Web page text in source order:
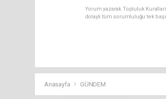
Yorum yazarak Topluluk
dolaylı tüm sorumluluğu tek
Anasayfa GÜNDEM